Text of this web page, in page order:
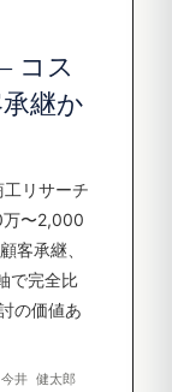
コス
継か
リサーチ
万〜2,000
客承継、
で完全比
の価値あ
井 健太郎